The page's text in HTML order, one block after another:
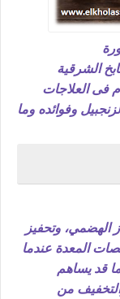
الشرقية
فى العلاجات
وفوائده وما
الهضمي، وتحفيز
المعدة عندما
قد يساهم
من